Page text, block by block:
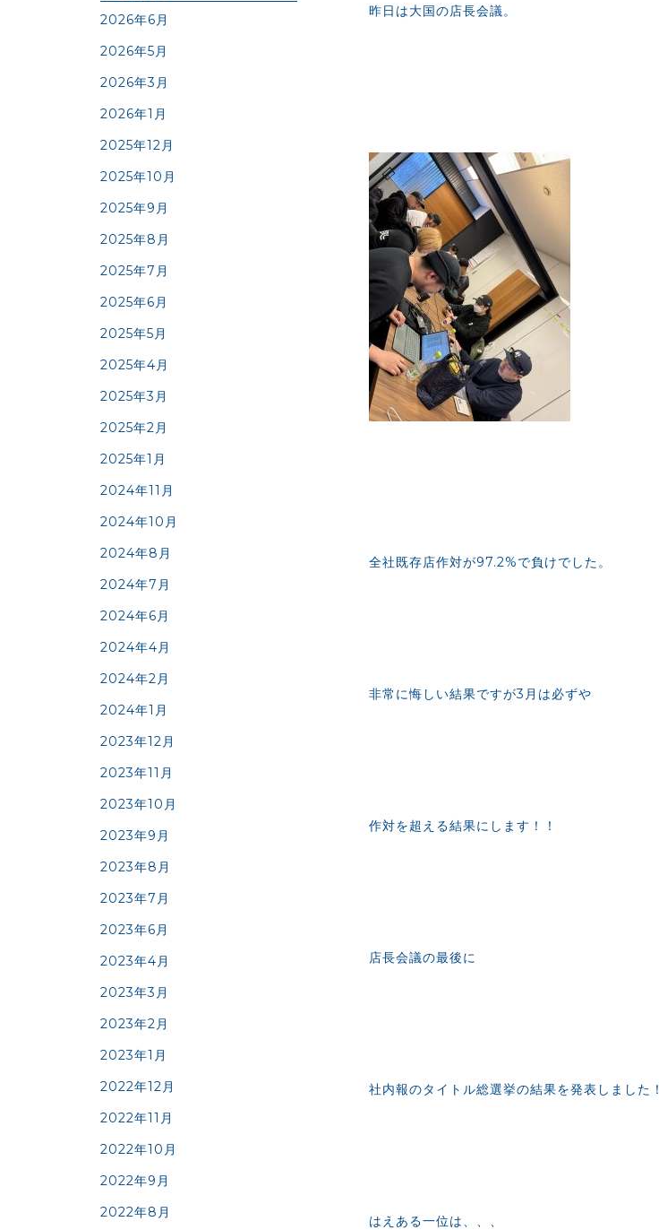
昨日は大国の店長会議。
全社既存店作対が97.2%で負けでした。
非常に悔しい結果ですが3月は必ずや
作対を超える結果にします！！
店長会議の最後に
社内報のタイトル総選挙の結果を発表しました！
はえある一位は、、、
2026年6月
2026年5月
2026年3月
2026年1月
2025年12月
2025年10月
2025年9月
2025年8月
2025年7月
2025年6月
2025年5月
2025年4月
2025年3月
2025年2月
2025年1月
2024年11月
2024年10月
2024年8月
2024年7月
2024年6月
2024年4月
2024年2月
2024年1月
2023年12月
2023年11月
2023年10月
2023年9月
2023年8月
2023年7月
2023年6月
2023年4月
2023年3月
2023年2月
2023年1月
2022年12月
2022年11月
2022年10月
2022年9月
2022年8月